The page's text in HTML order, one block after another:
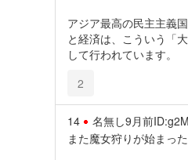
アジア最高の民主主義
と経済は、こういう「
して行われています。
2
14 名無し9月前
また魔女狩りが始まっ